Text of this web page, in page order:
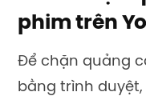
phim trên
Để chặn quảng
bằng trình